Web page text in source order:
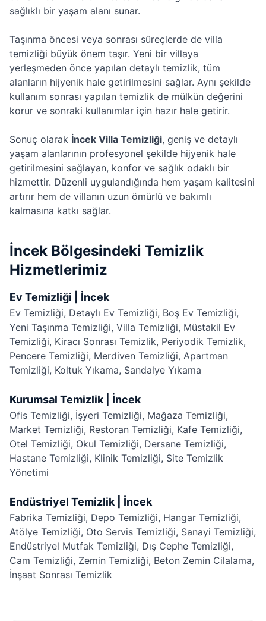
sağlıklı bir yaşam alanı sunar.
Taşınma öncesi veya sonrası süreçlerde de villa
temizliği büyük önem taşır. Yeni bir villaya
yerleşmeden önce yapılan detaylı temizlik, tüm
alanların hijyenik hale getirilmesini sağlar. Aynı şekilde
kullanım sonrası yapılan temizlik de mülkün değerini
korur ve sonraki kullanımlar için hazır hale getirir.
Sonuç olarak İncek Villa Temizliği, geniş ve detaylı
yaşam alanlarının profesyonel şekilde hijyenik hale
getirilmesini sağlayan, konfor ve sağlık odaklı bir
hizmettir. Düzenli uygulandığında hem yaşam kalitesini
artırır hem de villanın uzun ömürlü ve bakımlı
kalmasına katkı sağlar.
İncek Bölgesindeki Temizlik
Hizmetlerimiz
Ev Temizliği | İncek
Ev Temizliği, Detaylı Ev Temizliği, Boş Ev Temizliği,
Yeni Taşınma Temizliği, Villa Temizliği, Müstakil Ev
Temizliği, Kiracı Sonrası Temizlik, Periyodik Temizlik,
Pencere Temizliği, Merdiven Temizliği, Apartman
Temizliği, Koltuk Yıkama, Sandalye Yıkama
Kurumsal Temizlik | İncek
Ofis Temizliği, İşyeri Temizliği, Mağaza Temizliği,
Market Temizliği, Restoran Temizliği, Kafe Temizliği,
Otel Temizliği, Okul Temizliği, Dersane Temizliği,
Hastane Temizliği, Klinik Temizliği, Site Temizlik
Yönetimi
Endüstriyel Temizlik | İncek
Fabrika Temizliği, Depo Temizliği, Hangar Temizliği,
Atölye Temizliği, Oto Servis Temizliği, Sanayi Temizliği,
Endüstriyel Mutfak Temizliği, Dış Cephe Temizliği,
Cam Temizliği, Zemin Temizliği, Beton Zemin Cilalama,
İnşaat Sonrası Temizlik